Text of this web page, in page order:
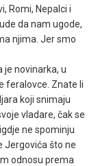
Romi, Nepalci i
da nam ugode,
njima. Jer smo
je novinarka, u
feralovce. Znate li
koji snimaju
vladare, čak se
ne spominju
Jergovića što ne
odnosu prema